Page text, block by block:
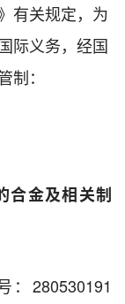
有关规定，为
际义务，经国
：
合金及相关制
280530191